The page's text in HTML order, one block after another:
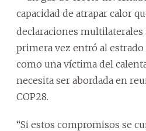
capacidad de atrapar calor
declaraciones multilaterales
primera vez entró al
como una víctima del
necesita ser abordada en
COP28.
“Si estos compromisos se